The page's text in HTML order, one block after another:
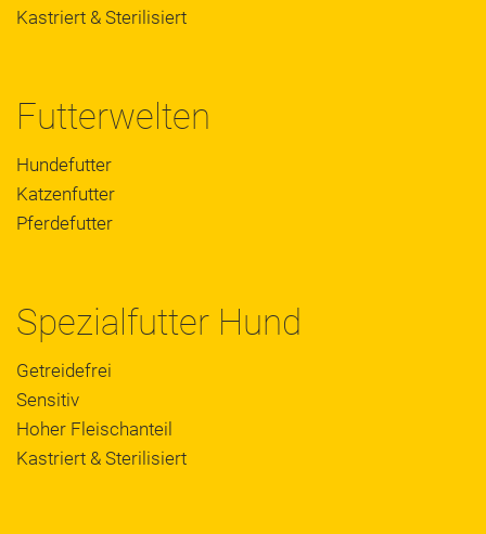
Kastriert & Sterilisiert
Futterwelten
Hundefutter
Katzenfutter
Pferdefutter
Spezialfutter Hund
Getreidefrei
Sensitiv
Hoher Fleischanteil
Kastriert & Sterilisiert